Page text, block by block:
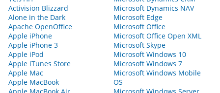
Activision Blizzard
Alone in the Dark
Apache OpenOffice
Apple iPhone
Apple iPhone 3
Apple iPod
Apple iTunes Store
Apple Mac
Apple MacBook
Microsoft Dynamics NAV
Microsoft Edge
Microsoft Office
Microsoft Office Open XML
Microsoft Skype
Microsoft Windows 10
Microsoft Windows 7
Microsoft Windows Mobile
OS